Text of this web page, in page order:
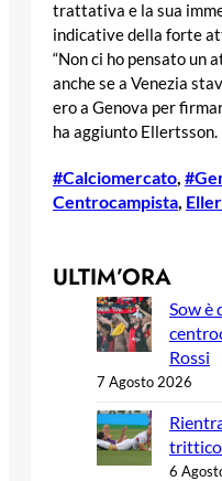
trattativa e la sua
indicative della forte
“Non ci ho pensato un
anche se a Venezia
ero a Genova per
ha aggiunto Ellertsson.
#Calciomercato
Centrocampista
ULTIM’ORA
Sow è
Rossi
7 Agosto 2026
trittico
6